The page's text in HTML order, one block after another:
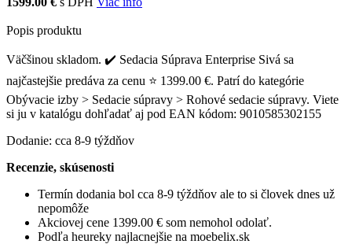
Popis produktu
Väčšinou skladom. ✔️ Sedacia Súprava Enterprise Sivá sa
najčastejšie predáva za cenu ⭐ 1399.00 €. Patrí do kategórie
Obývacie izby > Sedacie súpravy > Rohové sedacie súpravy. Viete
si ju v katalógu dohľadať aj pod EAN kódom: 9010585302155
Dodanie: cca 8-9 týždňov
Recenzie, skúsenosti
Termín dodania bol cca 8-9 týždňov ale to si človek dnes už
nepomôže
Akciovej cene 1399.00 € som nemohol odolať.
Podľa heureky najlacnejšie na moebelix.sk